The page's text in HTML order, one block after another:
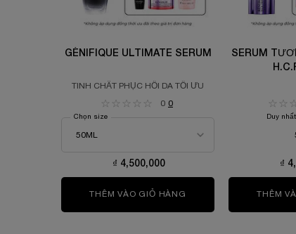
GÉNIFIQUE ULTIMATE SERUM
TINH CHẤT PHỤC HỒI DA TỐI ƯU
0 0
Chọn size
₫ 4,500,000
THÊM VÀO GIỎ HÀNG GÉNIFIQUE ULTIMATE
SERUM
Duy
₫
THÊM